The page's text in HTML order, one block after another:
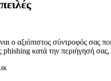
ο αξιόπιστος σύντροφός σας
phishing κατά την περιήγησή